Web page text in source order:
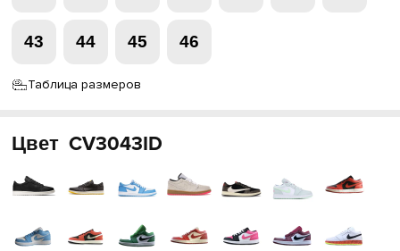
43 44 45 46
Таблица размеров
Цвет CV3043ID